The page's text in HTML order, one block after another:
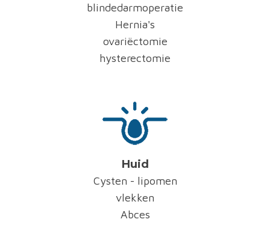
blindedarmoperatie
Hernia's
ovariëctomie
hysterectomie
Huid
Cysten - lipomen
vlekken
Abces